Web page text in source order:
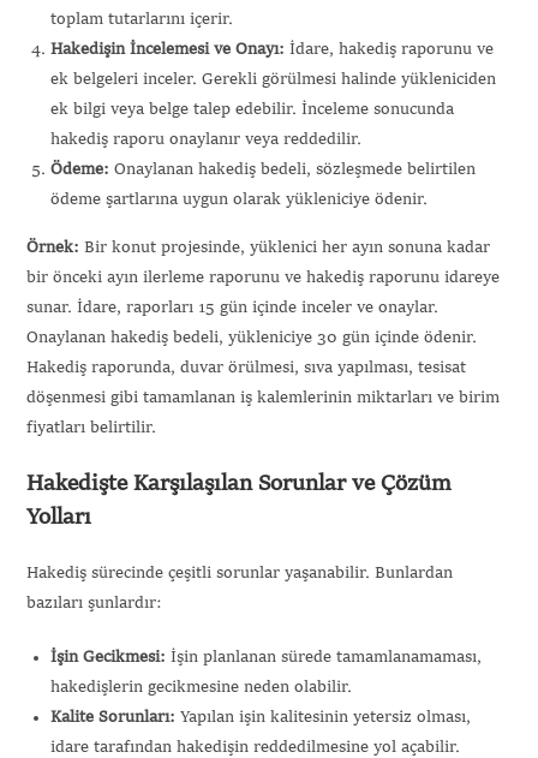
toplam tutarlarını içerir.
Hakedişin İncelemesi ve Onayı: İdare, hakediş raporunu ve
ek belgeleri inceler. Gerekli görülmesi halinde yükleniciden
ek bilgi veya belge talep edebilir. İnceleme sonucunda
hakediş raporu onaylanır veya reddedilir.
Ödeme: Onaylanan hakediş bedeli, sözleşmede belirtilen
ödeme şartlarına uygun olarak yükleniciye ödenir.
Örnek: Bir konut projesinde, yüklenici her ayın sonuna kadar
bir önceki ayın ilerleme raporunu ve hakediş raporunu idareye
sunar. İdare, raporları 15 gün içinde inceler ve onaylar.
Onaylanan hakediş bedeli, yükleniciye 30 gün içinde ödenir.
Hakediş raporunda, duvar örülmesi, sıva yapılması, tesisat
döşenmesi gibi tamamlanan iş kalemlerinin miktarları ve birim
fiyatları belirtilir.
Hakedişte Karşılaşılan Sorunlar ve Çözüm
Yolları
Hakediş sürecinde çeşitli sorunlar yaşanabilir. Bunlardan
bazıları şunlardır:
İşin Gecikmesi: İşin planlanan sürede tamamlanamaması,
hakedişlerin gecikmesine neden olabilir.
Kalite Sorunları: Yapılan işin kalitesinin yetersiz olması,
idare tarafından hakedişin reddedilmesine yol açabilir.